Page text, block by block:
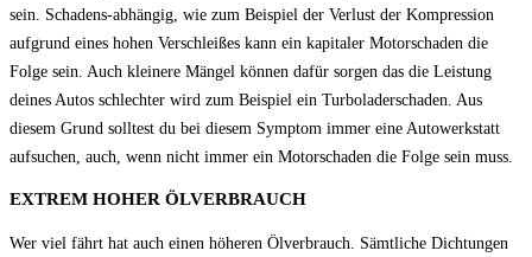
sein. Schadens-abhängig, wie zum Beispiel der Verlust der Kompression
aufgrund eines hohen Verschleißes kann ein kapitaler Motorschaden die
Folge sein. Auch kleinere Mängel können dafür sorgen das die Leistung
deines Autos schlechter wird zum Beispiel ein Turboladerschaden. Aus
diesem Grund solltest du bei diesem Symptom immer eine Autowerkstatt
aufsuchen, auch, wenn nicht immer ein Motorschaden die Folge sein muss.
EXTREM HOHER ÖLVERBRAUCH
Wer viel fährt hat auch einen höheren Ölverbrauch. Sämtliche Dichtungen